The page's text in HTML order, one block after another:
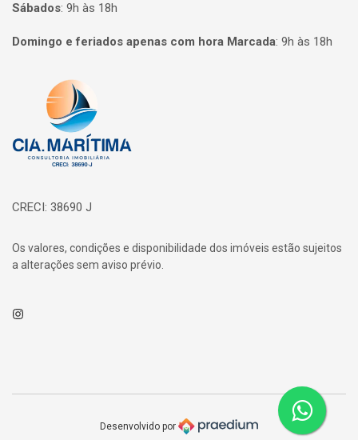
Sábados: 9h às 18h
Domingo e feriados apenas com hora Marcada: 9h às 18h
Página inicial
CRECI: 38690 J
Os valores, condições e disponibilidade dos imóveis estão sujeitos
a alterações sem aviso prévio.
Instagram
Desenvolvido por